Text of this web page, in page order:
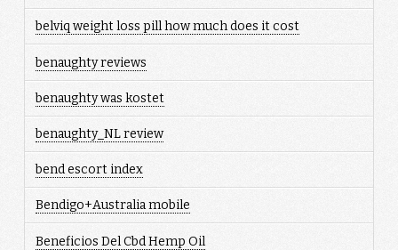
belviq weight loss pill how much does it cost
benaughty reviews
benaughty was kostet
benaughty_NL review
bend escort index
Bendigo+Australia mobile
Beneficios Del Cbd Hemp Oil